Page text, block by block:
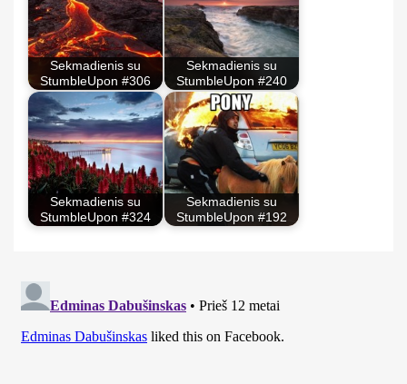
Sekmadienis su
StumbleUpon #306
Sekmadienis su
StumbleUpon #240
Sekmadienis su
StumbleUpon #324
Sekmadienis su
StumbleUpon #192